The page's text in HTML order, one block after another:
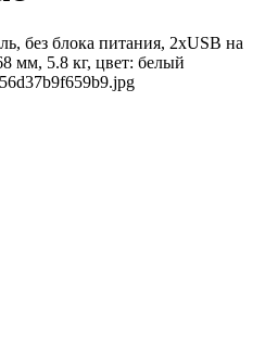
без блока питания, 2xUSB на
мм, 5.8 кг, цвет: белый